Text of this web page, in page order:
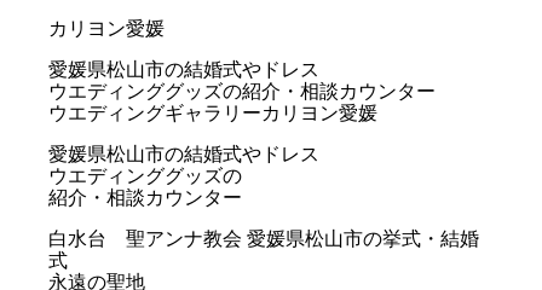
カリヨン愛媛
愛媛県松山市の結婚式やドレス
ウエディンググッズの紹介・相談カウンター
ウエディングギャラリーカリヨン愛媛
愛媛県松山市の結婚式やドレス
ウエディンググッズの
紹介・相談カウンター
白水台 聖アンナ教会 愛媛県松山市の挙式・結婚
式
永遠の聖地